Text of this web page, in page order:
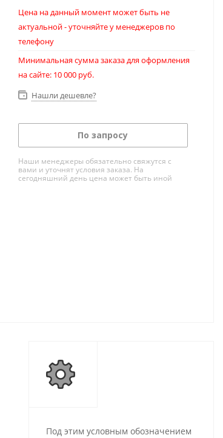
Цена на данный момент может быть не
актуальной - уточняйте у менеджеров по
телефону
Минимальная сумма заказа для оформления
на сайте: 10 000 руб.
Нашли дешевле?
По запросу
Наши менеджеры обязательно свяжутся с
вами и уточнят условия заказа. На
сегодняшний день цена может быть иной
Под этим условным обозначением